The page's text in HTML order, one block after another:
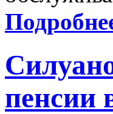
пенсии